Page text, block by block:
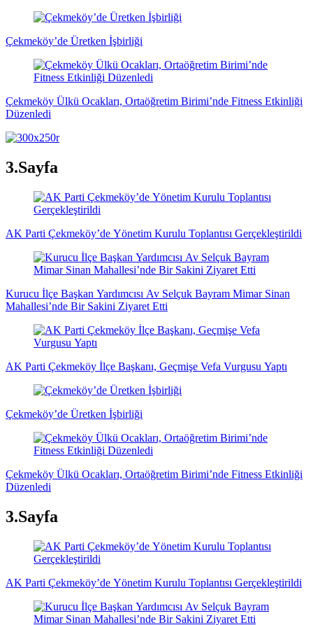
Çekmeköy’de Üretken İşbirliği
Çekmeköy Ülkü Ocakları, Ortaöğretim Birimi’nde Fitness Etkinliği
Düzenledi
3.Sayfa
AK Parti Çekmeköy’de Yönetim Kurulu Toplantısı Gerçekleştirildi
Kurucu İlçe Başkan Yardımcısı Av Selçuk Bayram Mimar Sinan
Mahallesi’nde Bir Sakini Ziyaret Etti
AK Parti Çekmeköy İlçe Başkanı, Geçmişe Vefa Vurgusu Yaptı
Çekmeköy’de Üretken İşbirliği
Çekmeköy Ülkü Ocakları, Ortaöğretim Birimi’nde Fitness Etkinliği
Düzenledi
3.Sayfa
AK Parti Çekmeköy’de Yönetim Kurulu Toplantısı Gerçekleştirildi